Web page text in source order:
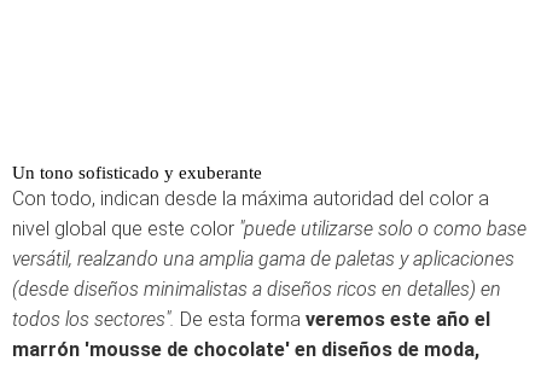
Un tono sofisticado y exuberante
Con todo, indican desde la máxima autoridad del color a
nivel global que este color "puede utilizarse solo o como base
versátil, realzando una amplia gama de paletas y aplicaciones
(desde diseños minimalistas a diseños ricos en detalles) en
todos los sectores". De esta forma veremos este año el
marrón 'mousse de chocolate' en diseños de moda,